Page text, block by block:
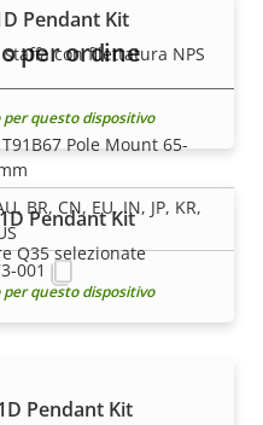
Pendant Kit
con filettatura NPS
questo dispositivo
Pendant Kit
Q35 selezionate
questo dispositivo
Pendant Kit
per ordine
T91B67 Pole Mount 65-
BR, CN, EU, IN, JP, KR,
001